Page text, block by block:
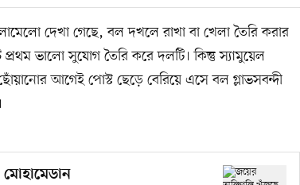
দেখা গেছে, বল দখলে রাখা বা খেলা তৈরি করার
ভালো সুযোগ তৈরি করে দলটি। কিন্তু স্যামুয়েল
আগেই পোস্ট ছেড়ে বেরিয়ে এসে বল গ্লাভসবন্দী